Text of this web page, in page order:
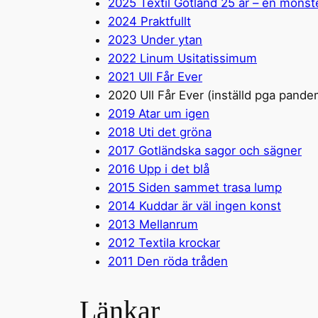
2024 Praktfullt
2023 Under ytan
2022 Linum Usitatissimum
2021 Ull Får Ever
2020 Ull Får Ever (inställd pga
2019 Atar um igen
2018 Uti det gröna
2017 Gotländska sagor och sägner
2016 Upp i det blå
2015 Siden sammet trasa lump
2014 Kuddar är väl ingen konst
2013 Mellanrum
2012 Textila krockar
2011 Den röda tråden
Länkar